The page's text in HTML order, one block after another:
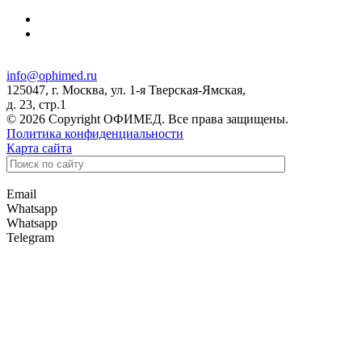
info@ophimed.ru
125047, г. Москва, ул. 1-я Тверская-Ямская,
д. 23, стр.1
© 2026 Copyright ОФИМЕД. Все права защищены.
Политика конфиденциальности
Карта сайта
Email
Whatsapp
Whatsapp
Telegram